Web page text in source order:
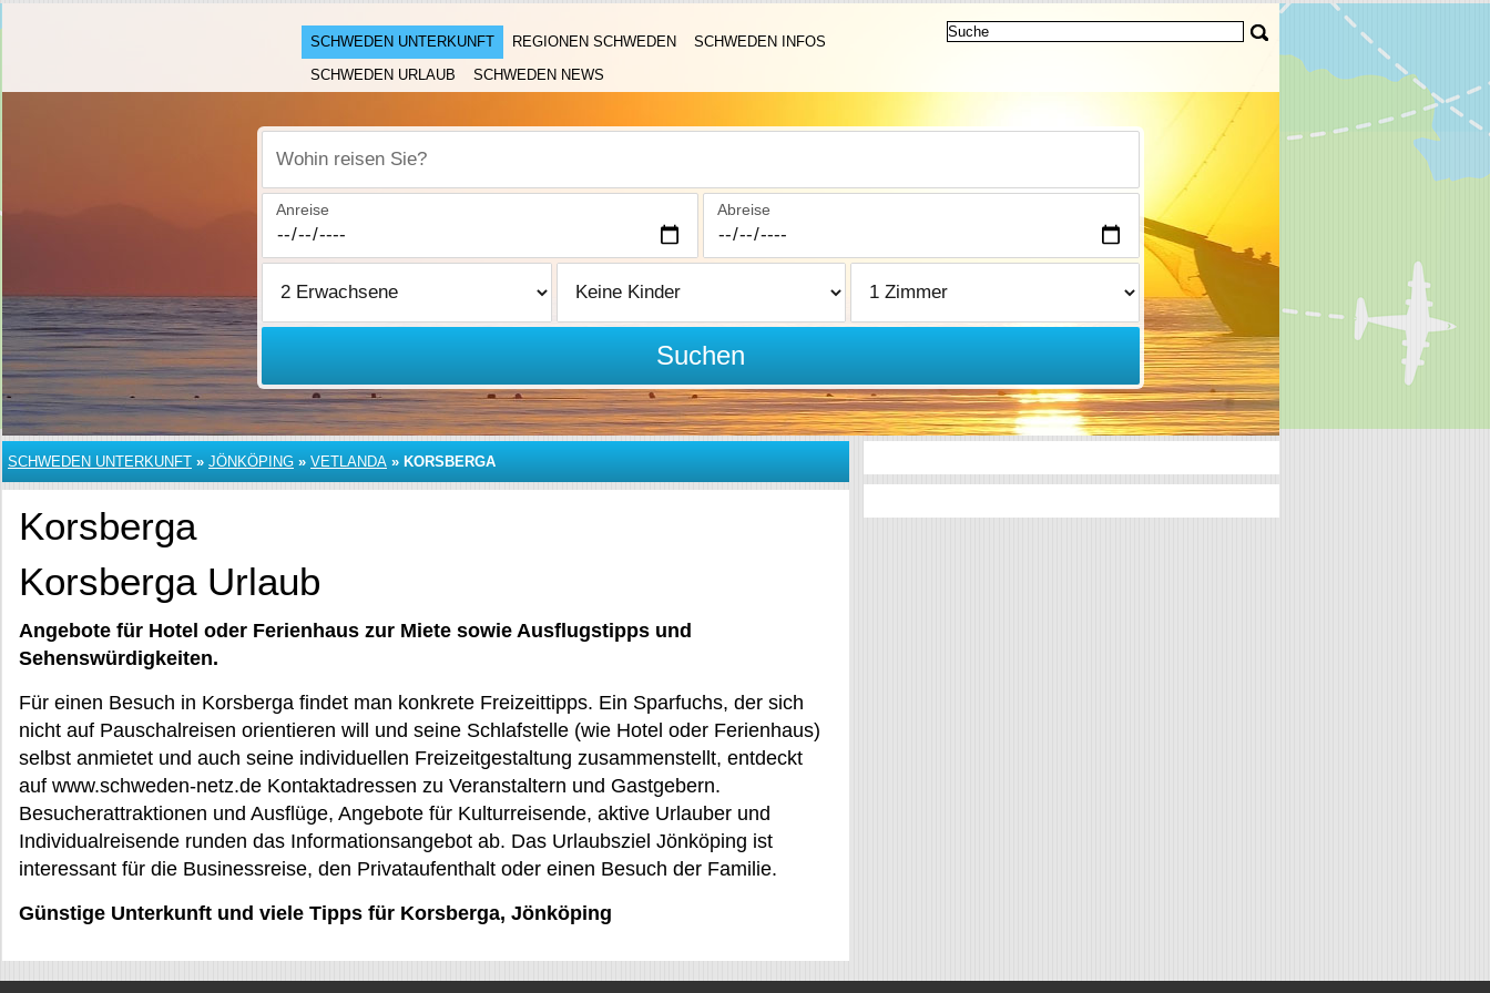
SCHWEDEN UNTERKUNFT REGIONEN SCHWEDEN
SCHWEDEN INFOS
SCHWEDEN URLAUB
SCHWEDEN NEWS
Wohin reisen Sie?
Anreise Abreise
Suchen
SCHWEDEN UNTERKUNFT » JÖNKÖPING » VETLANDA » KORSBERGA
Korsberga
Korsberga Urlaub
Angebote für Hotel oder Ferienhaus zur Miete sowie Ausflugstipps und
Sehenswürdigkeiten.
Für einen Besuch in Korsberga findet man konkrete Freizeittipps. Ein Sparfuchs, der sich
nicht auf Pauschalreisen orientieren will und seine Schlafstelle (wie Hotel oder Ferienhaus)
selbst anmietet und auch seine individuellen Freizeitgestaltung zusammenstellt, entdeckt
auf www.schweden-netz.de Kontaktadressen zu Veranstaltern und Gastgebern.
Besucherattraktionen und Ausflüge, Angebote für Kulturreisende, aktive Urlauber und
Individualreisende runden das Informationsangebot ab. Das Urlaubsziel Jönköping ist
interessant für die Businessreise, den Privataufenthalt oder einen Besuch der Familie.
Günstige Unterkunft und viele Tipps für Korsberga, Jönköping